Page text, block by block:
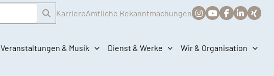
KarriereAmtliche Bekanntmachungen
Veranstaltungen & Musik Dienst & Werke Wir & Organisation